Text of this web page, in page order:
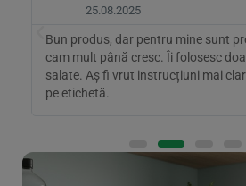
25.08.2025
Bun produs, dar pentru mine sunt
cam mult până cresc. Îi folosesc
salate. Aș fi vrut instrucțiuni mai
pe etichetă.